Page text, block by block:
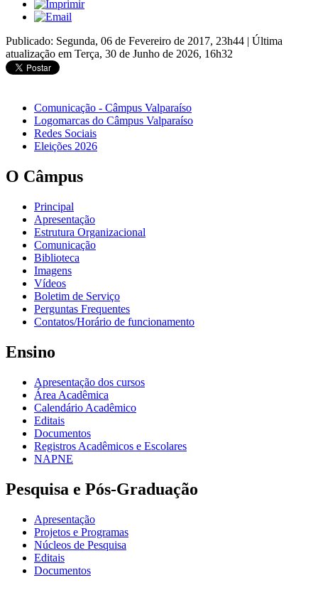
Publicado: Segunda, 06 de Fevereiro de 2017, 23h44 | Última
atualização em Terça, 30 de Junho de 2026, 16h32
Comunicação - Câmpus Valparaíso
Logomarcas do Câmpus Valparaíso
Redes Sociais
Eleições 2026
O Câmpus
Principal
Apresentação
Estrutura Organizacional
Comunicação
Biblioteca
Imagens
Vídeos
Boletim de Serviço
Perguntas Frequentes
Contatos/Horário de funcionamento
Ensino
Apresentação dos cursos
Área Acadêmica
Calendário Acadêmico
Editais
Documentos
Registros Acadêmicos e Escolares
NAPNE
Pesquisa e Pós-Graduação
Apresentação
Projetos e Programas
Núcleos de Pesquisa
Editais
Documentos